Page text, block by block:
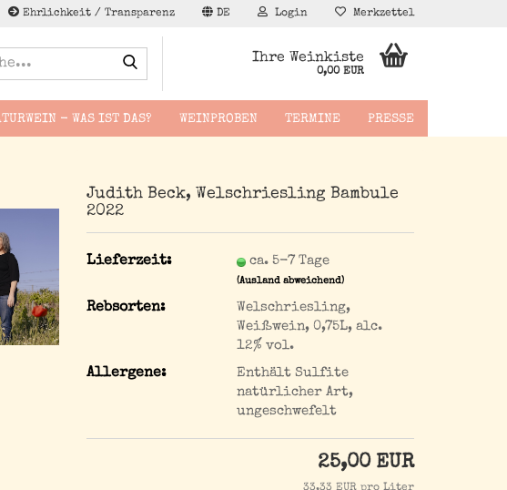
Ehrlichkeit / Transparenz DE Login Merkzettel
Ihre Weinkiste
0,00 EUR
Pet Nat
Low to NO
und
- WAS IST DAS? WEINPROBEN TERMINE PRESSE
Judith Beck, Welschriesling Bambule
2022
Lieferzeit: ca. 5-7 Tage
(Ausland abweichend)
Rebsorten:
Welschriesling,
Weißwein, 0,75L, alc.
12% vol.
Allergene:
Enthält Sulfite
natürlicher Art,
ungeschwefelt
25,00 EUR